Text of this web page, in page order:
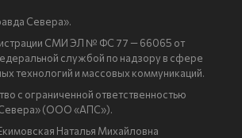
Севера».
СМИ ЭЛ № ФС 77 — 66065 от
службой по надзору в сфере
технологий и массовых коммуникаций.
с ограниченной ответственностью
Севера» (ООО «АПС»).
Наталья Михайловна